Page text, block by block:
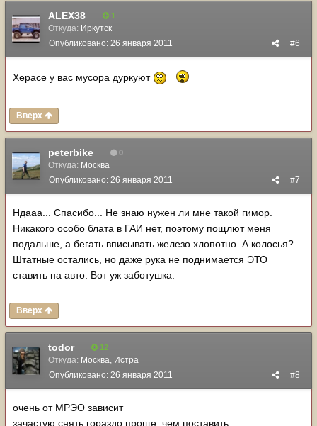
ALEX38 1
Откуда: Иркутск
#6
Опубликовано: 26 января 2011
Херасе у вас мусора дуркуют
Вверх
peterbike 0
Откуда: Москва
#7
Опубликовано: 26 января 2011
Ндааа... Спасибо... Не знаю нужен ли мне такой гимор.
Никакого особо блата в ГАИ нет, поэтому пощлют меня
подальше, а бегать вписывать железо хлопотно. А колосья?
Штатные остались, но даже рука не поднимается ЭТО
ставить на авто. Вот уж заботушка.
Вверх
todor 12
Откуда: Москва, Истра
#8
Опубликовано: 26 января 2011
очень от МРЭО зависит
зачастую снять гораздо проще, чем поставить